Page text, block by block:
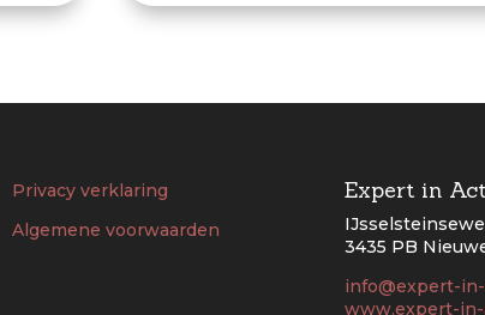
Privacy verklaring
Algemene voorwaarden
Expert in
3435 PB
info@expert-
www.expert-